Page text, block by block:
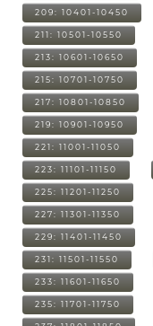
209: 10401-10450
211: 10501-10550
213: 10601-10650
215: 10701-10750
217: 10801-10850
219: 10901-10950
221: 11001-11050
223: 11101-11150
225: 11201-11250
227: 11301-11350
229: 11401-11450
231: 11501-11550
233: 11601-11650
235: 11701-11750